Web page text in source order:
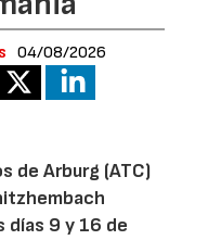
04/08/2026
de Arburg (ATC)
días 9 y 16 de